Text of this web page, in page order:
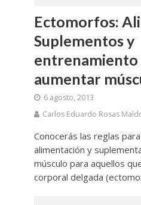
Ectomorfos:
Suplementos y
entrenamiento
aumentar
6 agosto, 2013
Carlos Eduardo Rosas
Conocerás las reglas
alimentación y
músculo para aquellos
corporal delgada